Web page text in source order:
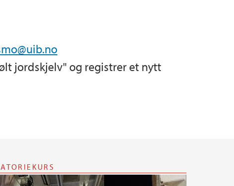
jordskjelv" og registrer et nytt